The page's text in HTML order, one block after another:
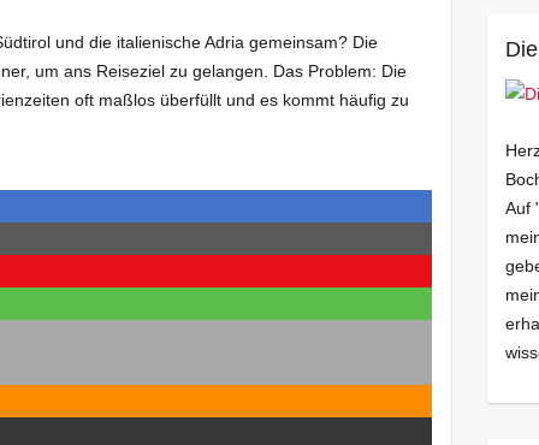
und die italienische Adria gemeinsam? Die
um ans Reiseziel zu gelangen. Das Problem: Die
oft maßlos überfüllt und es kommt häufig zu
Auf